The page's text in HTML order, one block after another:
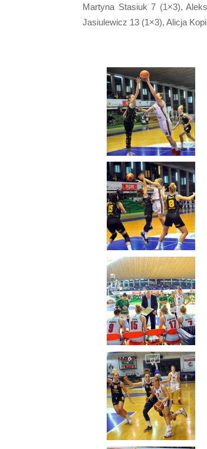
Martyna Stasiuk 7 (1×3),
Jasiulewicz 13 (1×3), Alicja